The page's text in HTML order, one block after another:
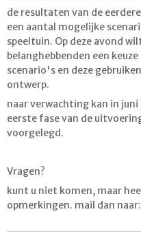
de resultaten van de
een aantal mogelijke
speeltuin. Op deze avond
belanghebbenden een
scenario's en deze
ontwerp.
naar verwachting kan in
eerste fase van de
voorgelegd.
Vragen?
kunt u niet komen, maar
opmerkingen. mail dan naar: